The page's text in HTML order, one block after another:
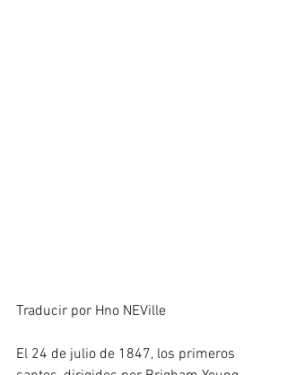
Traducir por Hno NEVille
El 24 de julio de 1847, los primeros